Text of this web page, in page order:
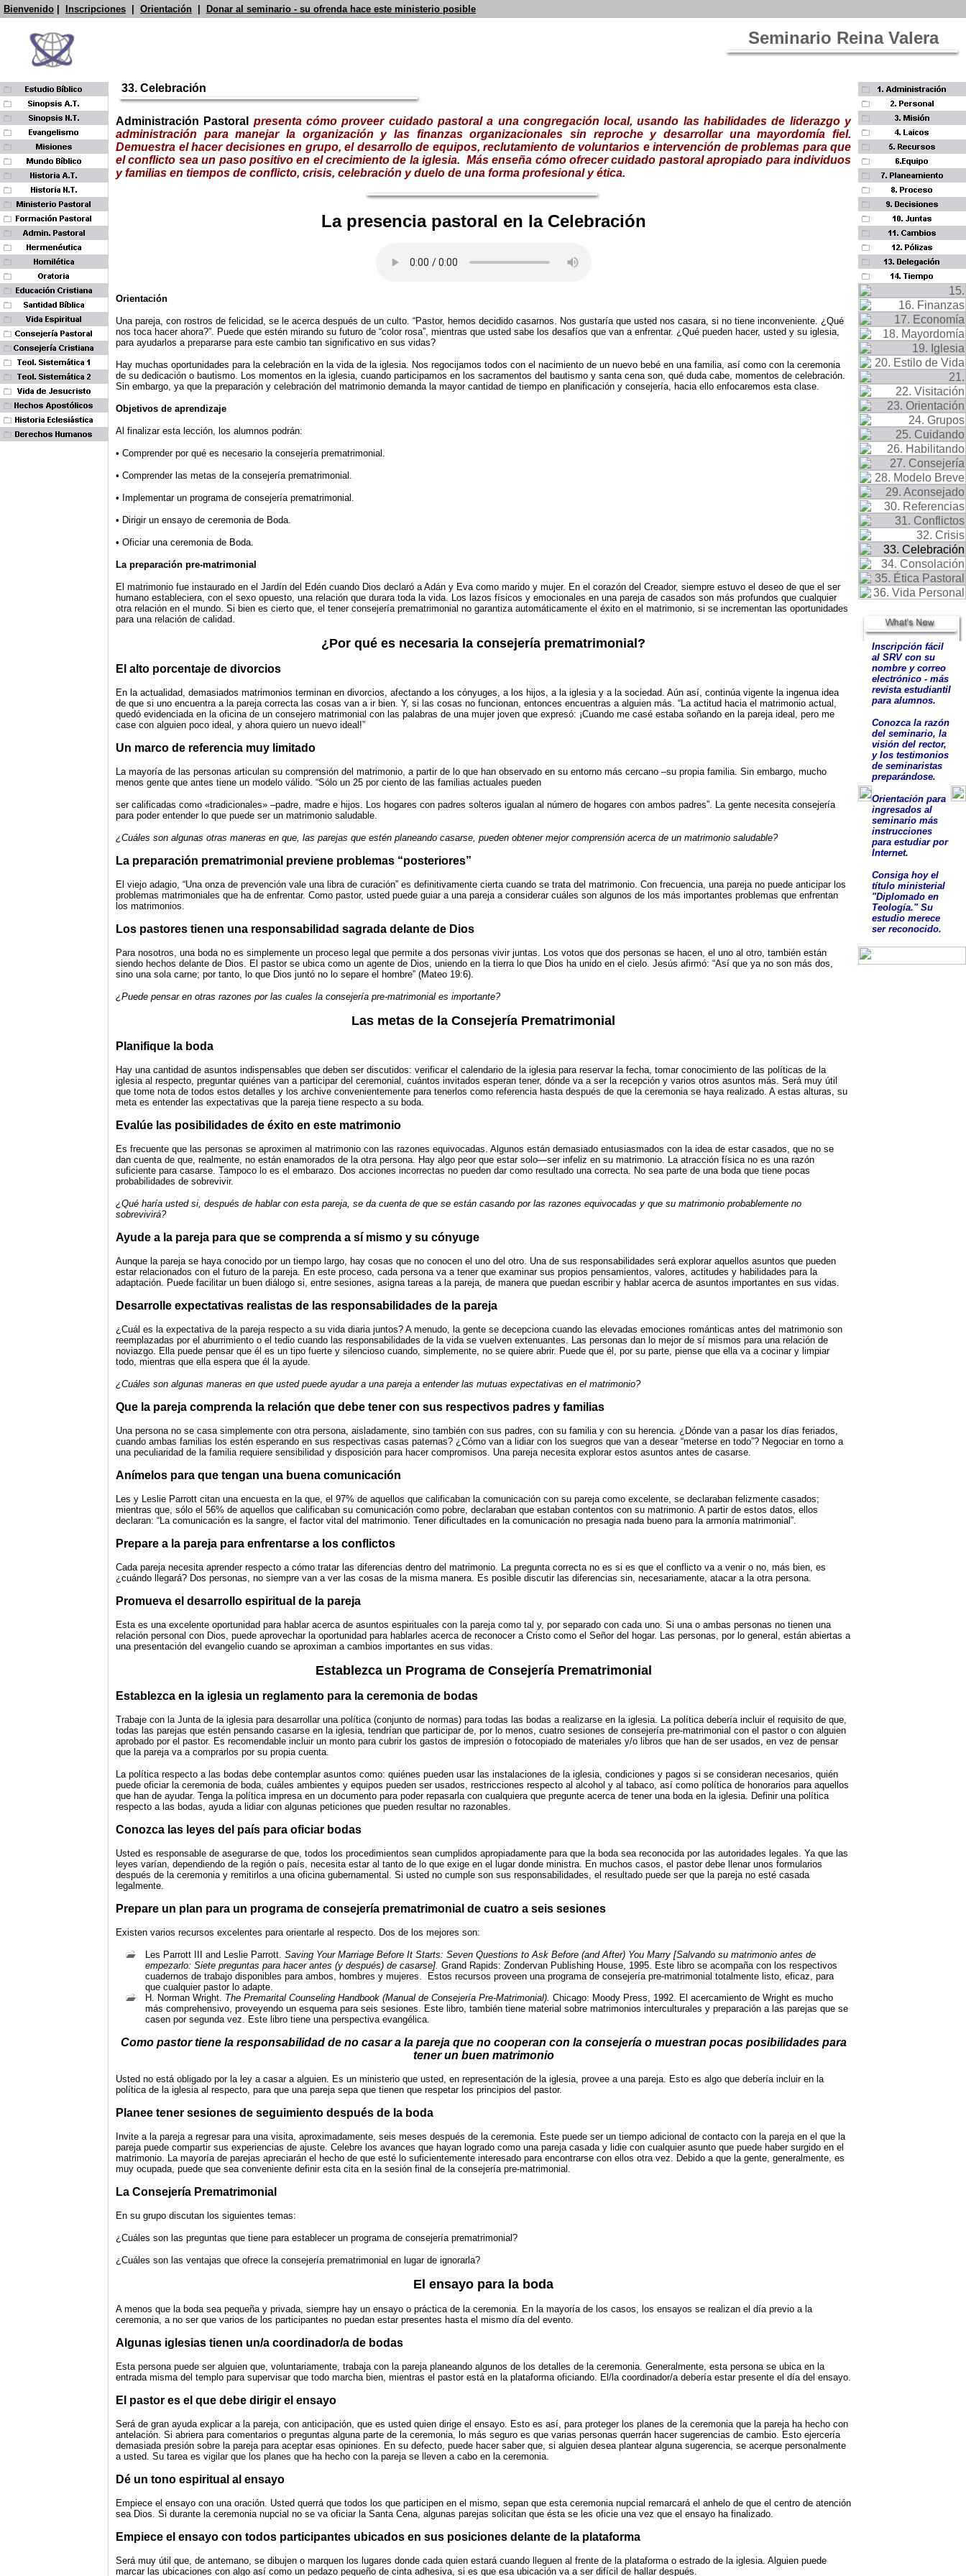
Bienvenido Inscripciones Orientación Donar al seminario - su ofrenda hace este ministerio posible
Seminario Reina Valera
33. Celebración
Administración Pastoral presenta cómo proveer cuidado pastoral a una congregación local, usando las habilidades de liderazgo y
administración para manejar la organización y las finanzas organizacionales sin reproche y desarrollar una mayordomía fiel.
Demuestra el hacer decisiones en grupo, el desarrollo de equipos, reclutamiento de voluntarios e intervención de problemas para que
el conflicto sea un paso positivo en el crecimiento de la iglesia. Más enseña cómo ofrecer cuidado pastoral apropiado para individuos
y familias en tiempos de conflicto, crisis, celebración y duelo de una forma profesional y ética.
La presencia pastoral en la Celebración
Orientación
Una pareja, con rostros de felicidad, se le acerca después de un culto. “Pastor, hemos decidido casarnos. Nos gustaría que usted nos casara, si no tiene inconveniente. ¿Qué
nos toca hacer ahora?”. Puede que estén mirando su futuro de “color rosa”, mientras que usted sabe los desafíos que van a enfrentar. ¿Qué pueden hacer, usted y su iglesia,
para ayudarlos a prepararse para este cambio tan significativo en sus vidas?
Hay muchas oportunidades para la celebración en la vida de la iglesia. Nos regocijamos todos con el nacimiento de un nuevo bebé en una familia, así como con la ceremonia
de su dedicación o bautismo. Los momentos en la iglesia, cuando participamos en los sacramentos del bautismo y santa cena son, qué duda cabe, momentos de celebración.
Sin embargo, ya que la preparación y celebración del matrimonio demanda la mayor cantidad de tiempo en planificación y consejería, hacia ello enfocaremos esta clase.
Objetivos de aprendizaje
Al finalizar esta lección, los alumnos podrán:
• Comprender por qué es necesario la consejería prematrimonial.
• Comprender las metas de la consejería prematrimonial.
• Implementar un programa de consejería prematrimonial.
• Dirigir un ensayo de ceremonia de Boda.
• Oficiar una ceremonia de Boda.
La preparación pre-matrimonial
El matrimonio fue instaurado en el Jardín del Edén cuando Dios declaró a Adán y Eva como marido y mujer. En el corazón del Creador, siempre estuvo el deseo de que el ser
humano estableciera, con el sexo opuesto, una relación que durara toda la vida. Los lazos físicos y emocionales en una pareja de casados son más profundos que cualquier
otra relación en el mundo. Si bien es cierto que, el tener consejería prematrimonial no garantiza automáticamente el éxito en el matrimonio, si se incrementan las oportunidades
para una relación de calidad.
¿Por qué es necesaria la consejería prematrimonial?
El alto porcentaje de divorcios
En la actualidad, demasiados matrimonios terminan en divorcios, afectando a los cónyuges, a los hijos, a la iglesia y a la sociedad. Aún así, continúa vigente la ingenua idea
de que si uno encuentra a la pareja correcta las cosas van a ir bien. Y, si las cosas no funcionan, entonces encuentras a alguien más. “La actitud hacia el matrimonio actual,
quedó evidenciada en la oficina de un consejero matrimonial con las palabras de una mujer joven que expresó: ¡Cuando me casé estaba soñando en la pareja ideal, pero me
case con alguien poco ideal, y ahora quiero un nuevo ideal!”
Un marco de referencia muy limitado
La mayoría de las personas articulan su comprensión del matrimonio, a partir de lo que han observado en su entorno más cercano –su propia familia. Sin embargo, mucho
menos gente que antes tiene un modelo válido. “Sólo un 25 por ciento de las familias actuales pueden
ser calificadas como «tradicionales» –padre, madre e hijos. Los hogares con padres solteros igualan al número de hogares con ambos padres”. La gente necesita consejería
para poder entender lo que puede ser un matrimonio saludable.
¿Cuáles son algunas otras maneras en que, las parejas que estén planeando casarse, pueden obtener mejor comprensión acerca de un matrimonio saludable?
La preparación prematrimonial previene problemas “posteriores”
El viejo adagio, “Una onza de prevención vale una libra de curación” es definitivamente cierta cuando se trata del matrimonio. Con frecuencia, una pareja no puede anticipar los
problemas matrimoniales que ha de enfrentar. Como pastor, usted puede guiar a una pareja a considerar cuáles son algunos de los más importantes problemas que enfrentan
los matrimonios.
Los pastores tienen una responsabilidad sagrada delante de Dios
Para nosotros, una boda no es simplemente un proceso legal que permite a dos personas vivir juntas. Los votos que dos personas se hacen, el uno al otro, también están
siendo hechos delante de Dios. El pastor se ubica como un agente de Dios, uniendo en la tierra lo que Dios ha unido en el cielo. Jesús afirmó: “Así que ya no son más dos,
sino una sola carne; por tanto, lo que Dios juntó no lo separe el hombre” (Mateo 19:6).
¿Puede pensar en otras razones por las cuales la consejería pre-matrimonial es importante?
Las metas de la Consejería Prematrimonial
Planifique la boda
Hay una cantidad de asuntos indispensables que deben ser discutidos: verificar el calendario de la iglesia para reservar la fecha, tomar conocimiento de las políticas de la
iglesia al respecto, preguntar quiénes van a participar del ceremonial, cuántos invitados esperan tener, dónde va a ser la recepción y varios otros asuntos más. Será muy útil
que tome nota de todos estos detalles y los archive convenientemente para tenerlos como referencia hasta después de que la ceremonia se haya realizado. A estas alturas, su
meta es entender las expectativas que la pareja tiene respecto a su boda.
Evalúe las posibilidades de éxito en este matrimonio
Es frecuente que las personas se aproximen al matrimonio con las razones equivocadas. Algunos están demasiado entusiasmados con la idea de estar casados, que no se
dan cuenta de que, realmente, no están enamorados de la otra persona. Hay algo peor que estar solo—ser infeliz en su matrimonio. La atracción física no es una razón
suficiente para casarse. Tampoco lo es el embarazo. Dos acciones incorrectas no pueden dar como resultado una correcta. No sea parte de una boda que tiene pocas
probabilidades de sobrevivir.
¿Qué haría usted si, después de hablar con esta pareja, se da cuenta de que se están casando por las razones equivocadas y que su matrimonio probablemente no
sobrevivirá?
Ayude a la pareja para que se comprenda a sí mismo y su cónyuge
Aunque la pareja se haya conocido por un tiempo largo, hay cosas que no conocen el uno del otro. Una de sus responsabilidades será explorar aquellos asuntos que pueden
estar relacionados con el futuro de la pareja. En este proceso, cada persona va a tener que examinar sus propios pensamientos, valores, actitudes y habilidades para la
adaptación. Puede facilitar un buen diálogo si, entre sesiones, asigna tareas a la pareja, de manera que puedan escribir y hablar acerca de asuntos importantes en sus vidas.
Desarrolle expectativas realistas de las responsabilidades de la pareja
¿Cuál es la expectativa de la pareja respecto a su vida diaria juntos? A menudo, la gente se decepciona cuando las elevadas emociones románticas antes del matrimonio son
reemplazadas por el aburrimiento o el tedio cuando las responsabilidades de la vida se vuelven extenuantes. Las personas dan lo mejor de sí mismos para una relación de
noviazgo. Ella puede pensar que él es un tipo fuerte y silencioso cuando, simplemente, no se quiere abrir. Puede que él, por su parte, piense que ella va a cocinar y limpiar
todo, mientras que ella espera que él la ayude.
¿Cuáles son algunas maneras en que usted puede ayudar a una pareja a entender las mutuas expectativas en el matrimonio?
Que la pareja comprenda la relación que debe tener con sus respectivos padres y familias
Una persona no se casa simplemente con otra persona, aisladamente, sino también con sus padres, con su familia y con su herencia. ¿Dónde van a pasar los días feriados,
cuando ambas familias los estén esperando en sus respectivas casas paternas? ¿Cómo van a lidiar con los suegros que van a desear “meterse en todo”? Negociar en torno a
una peculiaridad de la familia requiere sensibilidad y disposición para hacer compromisos. Una pareja necesita explorar estos asuntos antes de casarse.
Anímelos para que tengan una buena comunicación
Les y Leslie Parrott citan una encuesta en la que, el 97% de aquellos que calificaban la comunicación con su pareja como excelente, se declaraban felizmente casados;
mientras que, sólo el 56% de aquellos que calificaban su comunicación como pobre, declaraban que estaban contentos con su matrimonio. A partir de estos datos, ellos
declaran: “La comunicación es la sangre, el factor vital del matrimonio. Tener dificultades en la comunicación no presagia nada bueno para la armonía matrimonial”.
Prepare a la pareja para enfrentarse a los conflictos
Cada pareja necesita aprender respecto a cómo tratar las diferencias dentro del matrimonio. La pregunta correcta no es si es que el conflicto va a venir o no, más bien, es
¿cuándo llegará? Dos personas, no siempre van a ver las cosas de la misma manera. Es posible discutir las diferencias sin, necesariamente, atacar a la otra persona.
Promueva el desarrollo espiritual de la pareja
Esta es una excelente oportunidad para hablar acerca de asuntos espirituales con la pareja como tal y, por separado con cada uno. Si una o ambas personas no tienen una
relación personal con Dios, puede aprovechar la oportunidad para hablarles acerca de reconocer a Cristo como el Señor del hogar. Las personas, por lo general, están abiertas a
una presentación del evangelio cuando se aproximan a cambios importantes en sus vidas.
Establezca un Programa de Consejería Prematrimonial
Establezca en la iglesia un reglamento para la ceremonia de bodas
Trabaje con la Junta de la iglesia para desarrollar una política (conjunto de normas) para todas las bodas a realizarse en la iglesia. La política debería incluir el requisito de que,
todas las parejas que estén pensando casarse en la iglesia, tendrían que participar de, por lo menos, cuatro sesiones de consejería pre-matrimonial con el pastor o con alguien
aprobado por el pastor. Es recomendable incluir un monto para cubrir los gastos de impresión o fotocopiado de materiales y/o libros que han de ser usados, en vez de pensar
que la pareja va a comprarlos por su propia cuenta.
La política respecto a las bodas debe contemplar asuntos como: quiénes pueden usar las instalaciones de la iglesia, condiciones y pagos si se consideran necesarios, quién
puede oficiar la ceremonia de boda, cuáles ambientes y equipos pueden ser usados, restricciones respecto al alcohol y al tabaco, así como política de honorarios para aquellos
que han de ayudar. Tenga la política impresa en un documento para poder repasarla con cualquiera que pregunte acerca de tener una boda en la iglesia. Definir una política
respecto a las bodas, ayuda a lidiar con algunas peticiones que pueden resultar no razonables.
Conozca las leyes del país para oficiar bodas
Usted es responsable de asegurarse de que, todos los procedimientos sean cumplidos apropiadamente para que la boda sea reconocida por las autoridades legales. Ya que las
leyes varían, dependiendo de la región o país, necesita estar al tanto de lo que exige en el lugar donde ministra. En muchos casos, el pastor debe llenar unos formularios
después de la ceremonia y remitirlos a una oficina gubernamental. Si usted no cumple son sus responsabilidades, el resultado puede ser que la pareja no esté casada
legalmente.
Prepare un plan para un programa de consejería prematrimonial de cuatro a seis sesiones
Existen varios recursos excelentes para orientarle al respecto. Dos de los mejores son:
Les Parrott III and Leslie Parrott. Saving Your Marriage Before It Starts: Seven Questions to Ask Before (and After) You Marry [Salvando su matrimonio antes de
empezarlo: Siete preguntas para hacer antes (y después) de casarse]. Grand Rapids: Zondervan Publishing House, 1995. Este libro se acompaña con los respectivos
cuadernos de trabajo disponibles para ambos, hombres y mujeres. Estos recursos proveen una programa de consejería pre-matrimonial totalmente listo, eficaz, para
que cualquier pastor lo adapte.
H. Norman Wright. The Premarital Counseling Handbook (Manual de Consejería Pre-Matrimonial). Chicago: Moody Press, 1992. El acercamiento de Wright es mucho
más comprehensivo, proveyendo un esquema para seis sesiones. Este libro, también tiene material sobre matrimonios interculturales y preparación a las parejas que se
casen por segunda vez. Este libro tiene una perspectiva evangélica.
Como pastor tiene la responsabilidad de no casar a la pareja que no cooperan con la consejería o muestran pocas posibilidades para
tener un buen matrimonio
Usted no está obligado por la ley a casar a alguien. Es un ministerio que usted, en representación de la iglesia, provee a una pareja. Esto es algo que debería incluir en la
política de la iglesia al respecto, para que una pareja sepa que tienen que respetar los principios del pastor.
Planee tener sesiones de seguimiento después de la boda
Invite a la pareja a regresar para una visita, aproximadamente, seis meses después de la ceremonia. Este puede ser un tiempo adicional de contacto con la pareja en el que la
pareja puede compartir sus experiencias de ajuste. Celebre los avances que hayan logrado como una pareja casada y lidie con cualquier asunto que puede haber surgido en el
matrimonio. La mayoría de parejas apreciarán el hecho de que esté lo suficientemente interesado para encontrarse con ellos otra vez. Debido a que la gente, generalmente, es
muy ocupada, puede que sea conveniente definir esta cita en la sesión final de la consejería pre-matrimonial.
La Consejería Prematrimonial
En su grupo discutan los siguientes temas:
¿Cuáles son las preguntas que tiene para establecer un programa de consejería prematrimonial?
¿Cuáles son las ventajas que ofrece la consejería prematrimonial en lugar de ignorarla?
El ensayo para la boda
A menos que la boda sea pequeña y privada, siempre hay un ensayo o práctica de la ceremonia. En la mayoría de los casos, los ensayos se realizan el día previo a la
ceremonia, a no ser que varios de los participantes no puedan estar presentes hasta el mismo día del evento.
Algunas iglesias tienen un/a coordinador/a de bodas
Esta persona puede ser alguien que, voluntariamente, trabaja con la pareja planeando algunos de los detalles de la ceremonia. Generalmente, esta persona se ubica en la
entrada misma del templo para supervisar que todo marcha bien, mientras el pastor está en la plataforma oficiando. El/la coordinador/a debería estar presente el día del ensayo.
El pastor es el que debe dirigir el ensayo
Será de gran ayuda explicar a la pareja, con anticipación, que es usted quien dirige el ensayo. Esto es así, para proteger los planes de la ceremonia que la pareja ha hecho con
antelación. Si abriera para comentarios o preguntas alguna parte de la ceremonia, lo más seguro es que varias personas querrán hacer sugerencias de cambio. Esto ejercería
demasiada presión sobre la pareja para aceptar esas opiniones. En su defecto, puede hacer saber que, si alguien desea plantear alguna sugerencia, se acerque personalmente
a usted. Su tarea es vigilar que los planes que ha hecho con la pareja se lleven a cabo en la ceremonia.
Dé un tono espiritual al ensayo
Empiece el ensayo con una oración. Usted querrá que todos los que participen en el mismo, sepan que esta ceremonia nupcial remarcará el anhelo de que el centro de atención
sea Dios. Si durante la ceremonia nupcial no se va oficiar la Santa Cena, algunas parejas solicitan que ésta se les oficie una vez que el ensayo ha finalizado.
Empiece el ensayo con todos participantes ubicados en sus posiciones delante de la plataforma
Será muy útil que, de antemano, se dibujen o marquen los lugares donde cada quien estará cuando lleguen al frente de la plataforma o estrado de la iglesia. Alguien puede
marcar las ubicaciones con algo así como un pedazo pequeño de cinta adhesiva, si es que esa ubicación va a ser difícil de hallar después.
Inscripción fácil
al SRV con su
nombre y correo
electrónico - más
revista estudiantil
para alumnos.
Conozca la razón
del seminario, la
visión del rector,
y los testimonios
de seminaristas
preparándose.
Orientación para
ingresados al
seminario más
instrucciones
para estudiar por
Internet.
Consiga hoy el
título ministerial
"Diplomado en
Teología."Su
estudio merece
serreconocido.